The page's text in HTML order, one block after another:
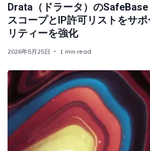
Drata（ドラータ）の
スコープとIP許可リストをサ
リティーを強化
2026年5月25日 1 min read